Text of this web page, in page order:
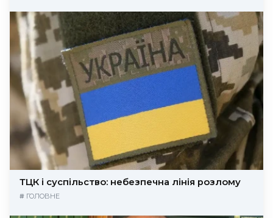
ТЦК і суспільство: небезпечна лінія розлому
# ГОЛОВНЕ